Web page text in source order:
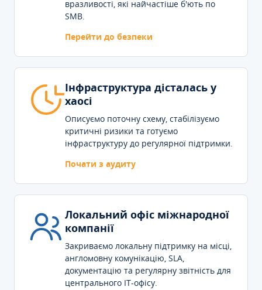
вразливості, які найчастіше б'ють по
SMB.
Перейти до безпеки
Інфраструктура дісталась у
хаосі
Описуємо поточну схему, стабілізуємо
критичні ризики та готуємо
інфраструктуру до регулярної підтримки.
Почати з аудиту
Локальний офіс міжнародної
компанії
Закриваємо локальну підтримку на місці,
англомовну комунікацію, SLA,
документацію та регулярну звітність для
центрального IT-офісу.